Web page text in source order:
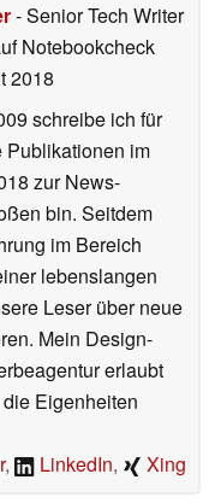
- Senior Tech Writer
Notebookcheck
2018
schreibe ich für
Publikationen im
zur News-
bin. Seitdem
im Bereich
lebenslangen
Leser über neue
Mein Design-
erlaubt
Eigenheiten
, LinkedIn, Xing